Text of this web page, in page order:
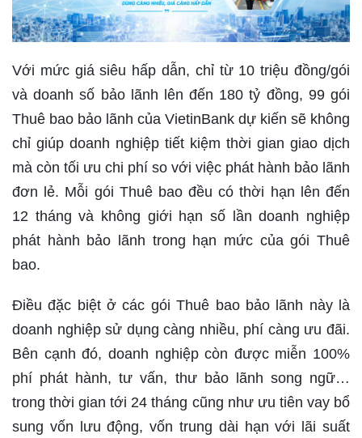
Với mức giá siêu hấp dẫn, chỉ từ 10 triệu đồng/gói
và doanh số bảo lãnh lên đến 180 tỷ đồng, 99 gói
Thuê bao bảo lãnh của VietinBank dự kiến sẽ không
chỉ giúp doanh nghiệp tiết kiệm thời gian giao dịch
mà còn tối ưu chi phí so với việc phát hành bảo lãnh
đơn lẻ. Mỗi gói Thuê bao đều có thời hạn lên đến
12 tháng và không giới hạn số lần doanh nghiệp
phát hành bảo lãnh trong hạn mức của gói Thuê
bao.
Điều đặc biệt ở các gói Thuê bao bảo lãnh này là
doanh nghiệp sử dụng càng nhiều, phí càng ưu đãi.
Bên cạnh đó, doanh nghiệp còn được miễn 100%
phí phát hành, tư vấn, thư bảo lãnh song ngữ…
trong thời gian tới 24 tháng cũng như ưu tiên vay bổ
sung vốn lưu động, vốn trung dài hạn với lãi suất